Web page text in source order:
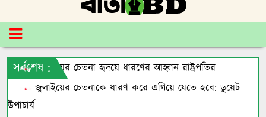
সর্বশেষ :জুলাইয়ের চেতনা হৃদয়ে ধারণের আহ্বান রাষ্ট্রপতির
জুলাইয়ের চেতনাকে ধারণ করে এগিয়ে যেতে হবে: ডুয়েট
উপাচার্য